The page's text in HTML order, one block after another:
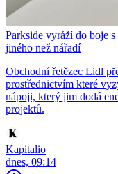
Parkside vyráží do boje
jiného než nářadí
Obchodní řetězec Lidl
prostřednictvím které
nápoji, který jim dodá
projektů.
Kapitalio
dnes, 09:14